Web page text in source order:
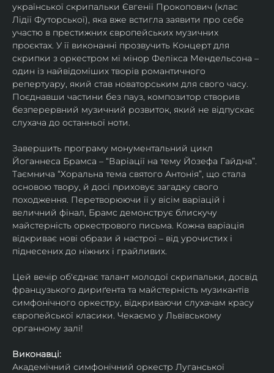
української скрипальки Євгенії Прокопович (клас
Лідії Футорської), яка вже встигла заявити про себе
участю в престижних європейських музичних
проєктах. У її виконанні прозвучить Концерт для
скрипки з оркестром мі мінор Фелікса Мендельсона –
один із найвідоміших творів романтичного
репертуару, який став новаторським для свого часу.
Поєднавши частини без пауз, композитор створив
безперервний музичний розвиток, який не відпускає
слухача до останньої ноти.
Завершить програму монументальний цикл
Йоганнеса Брамса – “Варіації на тему Йозефа Гайдна”.
Таємнича “Хоральна тема святого Антонія”, що стала
основою твору, й досі приховує загадку свого
походження. Перетворюючи її у вісім варіацій і
величний фінал, Брамс демонструє блискучу
майстерність оркестрового письма. Кожна варіація
відкриває нові образи й настрої – від урочистих і
піднесених до ніжних і грайливих.
Цей вечір об'єднає талант молодої скрипальки, досвід
французького дириґента та майстерність музикантів
симфонічного оркестру, відкриваючи слухачам красу
європейської класики. Чекаємо у Львівському
органному залі!
Виконавці:
Академічний симфонічний оркестр Луганської